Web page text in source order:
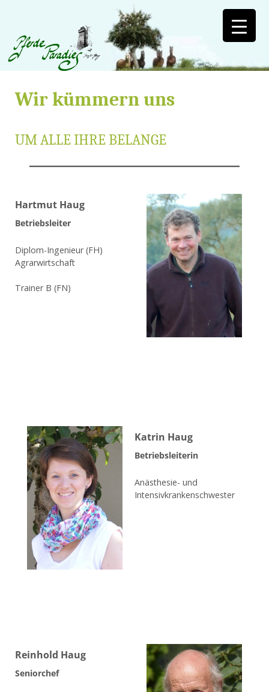
Wir kümmern uns
UM ALLE IHRE BELANGE
Hartmut Haug
Betriebsleiter
Diplom-Ingenieur (FH)
Agrarwirtschaft
Trainer B (FN)
Katrin Haug
Betriebsleiterin
Anästhesie- und
Intensivkrankenschwester
Reinhold Haug
Seniorchef